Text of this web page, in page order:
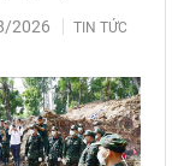
2026 TIN TỨC